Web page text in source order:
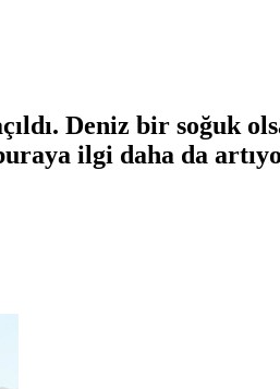
Deniz bir soğuk
ilgi daha da